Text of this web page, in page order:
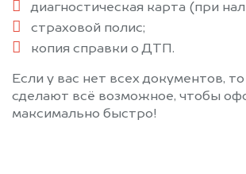
диагностическая карта (при
страховой полис;
копия справки о ДТП.
Если у вас нет всех документов,
сделают всё возможное, чтобы
максимально быстро!